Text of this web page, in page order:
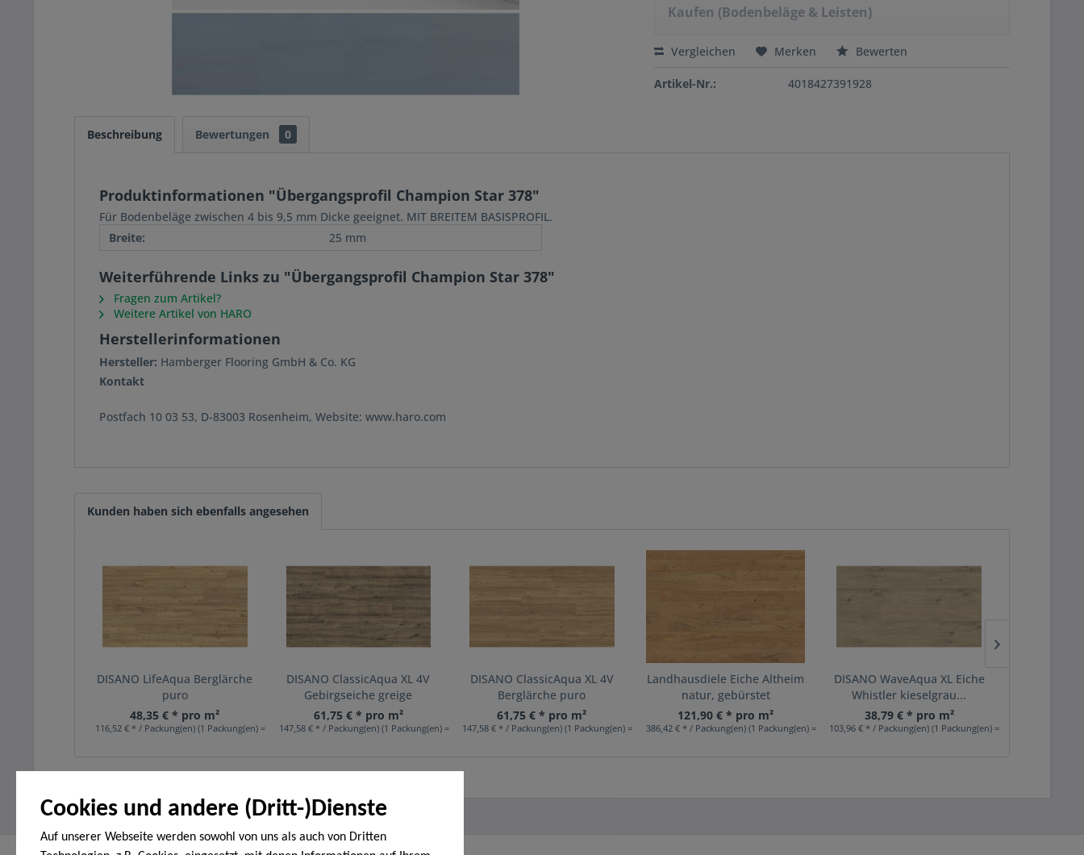
Cookies und andere (Dritt-)Dienste
Auf unserer Webseite werden sowohl von uns als auch von Dritten
Kaufen (Bodenbeläge & Leisten)
Vergleichen Merken Bewerten
Artikel-Nr.: 4018427391928
Beschreibung Bewertungen 0
Produktinformationen "Übergangsprofil Champion Star 378"
Für Bodenbeläge zwischen 4 bis 9,5 mm Dicke geeignet. MIT BREITEM BASISPROFIL.
Breite:
25 mm
Weiterführende Links zu "Übergangsprofil Champion Star 378"
Fragen zum Artikel?
Weitere Artikel von HARO
Herstellerinformationen
Hersteller: Hamberger Flooring GmbH & Co. KG
Kontakt
Postfach 10 03 53, D-83003 Rosenheim, Website: www.haro.com
Kunden haben sich ebenfalls angesehen
DISANO LifeAqua Berglärche
puro
48,35 € * pro m²
116,52 € * / Packung(en) (1 Packung(en) = 2,41 m²)
DISANO ClassicAqua XL 4V
Gebirgseiche greige
61,75 € * pro m²
147,58 € * / Packung(en) (1 Packung(en) = 2,39 m²)
DISANO ClassicAqua XL 4V
Berglärche puro
61,75 € * pro m²
147,58 € * / Packung(en) (1 Packung(en) = 2,39 m²)
Landhausdiele Eiche Altheim
natur, gebürstet
121,90 € * pro m²
386,42 € * / Packung(en) (1 Packung(en) = 3,17 m²)
DISANO WaveAqua XL Eiche
Whistler kieselgrau...
38,79 € * pro m²
103,96 € * / Packung(en) (1 Packung(en) = 2,68 m²)